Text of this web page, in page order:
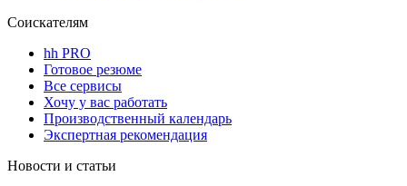
Соискателям
hh PRO
Готовое резюме
Все сервисы
Хочу у вас работать
Производственный календарь
Экспертная рекомендация
Новости и статьи